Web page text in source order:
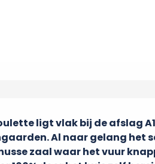
ligt vlak bij de afslag
Al naar gelang het
zaal waar het vuur